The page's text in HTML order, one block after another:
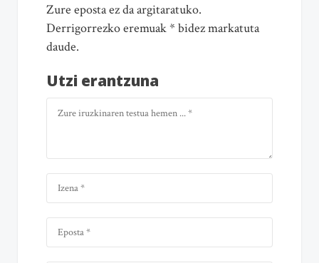
Zure eposta ez da argitaratuko.
Derrigorrezko eremuak * bidez markatuta
daude.
Utzi erantzuna